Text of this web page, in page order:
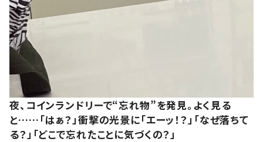
夜、コインランドリーで“忘れ物”を発見。よく見る
と……「はぁ？」衝撃の光景に「エーッ！？」「なぜ落ちて
る？」「どこで忘れたことに気づくの？」